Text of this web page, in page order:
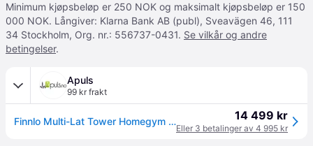
Minimum kjøpsbeløp er 250 NOK og maksimalt kjøpsbeløp er 150
000 NOK. Långiver: Klarna Bank AB (publ), Sveavägen 46, 111
34 Stockholm, Org. nr.: 556737-0431. Se vilkår og andre
betingelser.
Apuls
99 kr frakt
Finnlo Multi-Lat Tower Homegym (Til Vektskiver) 14 499 kr
Eller 3 betalinger av 4 995 kr